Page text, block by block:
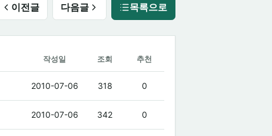
이전글 다음글 목록으로
작성일 조회 추천
2010-07-06 318 0
2010-07-06 342 0